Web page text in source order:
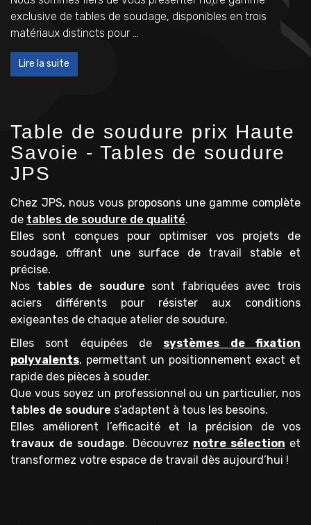
exclusive de tables de soudage, disponibles en trois
matériaux distincts pour ...
Lire la suite
Table de soudure prix Haute
Savoie - Tables de soudure
JPS
Chez JPS, nous vous proposons une gamme complète
de tables de soudure de qualité.
Elles sont conçues pour optimiser vos projets de
soudage, offrant une surface de travail stable et
précise.
Nos tables de soudure sont fabriquées avec trois
aciers différents pour résister aux conditions
exigeantes de chaque atelier de soudure.
Elles sont équipées de systèmes de fixation
polyvalents, permettant un positionnement exact et
rapide des pièces à souder.
Que vous soyez un professionnel ou un particulier, nos
tables de soudure s’adaptent à tous les besoins.
Elles améliorent l’efficacité et la précision de vos
travaux de soudage. Découvrez notre sélection et
transformez votre espace de travail dès aujourd’hui !